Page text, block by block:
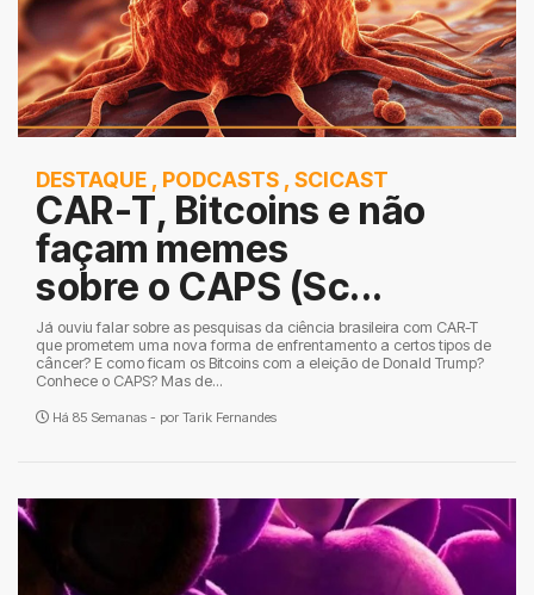
DESTAQUE , PODCASTS , SCICAST
CAR-T, Bitcoins e não
façam memes
sobre o CAPS (Sc...
Já ouviu falar sobre as pesquisas da ciência brasileira com CAR-T
que prometem uma nova forma de enfrentamento a certos tipos de
câncer? E como ficam os Bitcoins com a eleição de Donald Trump?
Conhece o CAPS? Mas de...
Há 85 Semanas - por Tarik Fernandes